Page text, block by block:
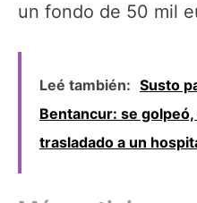
un fondo de 50 mil
Leé también: Susto
Bentancur: se
trasladado a un